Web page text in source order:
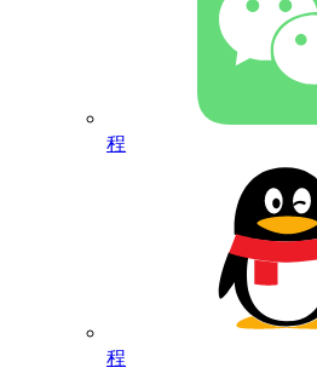
程
程